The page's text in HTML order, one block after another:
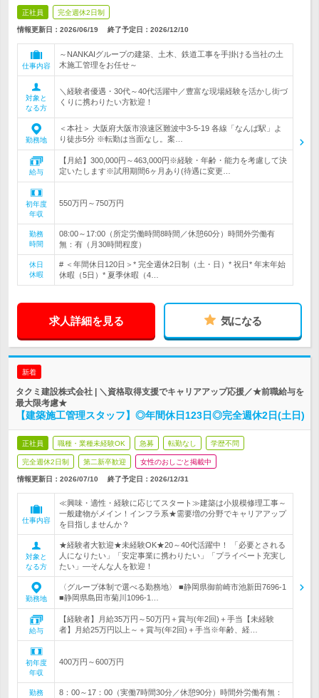
正社員 完全週休2日制
情報更新日：2026/06/19 終了予定日： 2026/12/10
仕事内容
～NANKAIグループの建築、土木、鉄道工事を手掛ける当社の土
木施工管理をお任せ～
対象と
なる方
＼経験者優遇・30代～40代活躍中／豊富な現場経験を活かし街づ
くりに携わりたい方歓迎！
勤務地
＜本社＞ 大阪府大阪市浪速区難波中3-5-19 各線「なんば駅」よ
り徒歩5分 ※転勤は当面なし。案…
給与
【月給】300,000円～463,000円※経験・年齢・能力を考慮して決
定いたします※試用期間6ヶ月あり(待遇に変更…
初年度
年収
550万円～750万円
勤務
時間
08:00～17:00（所定労働時間8時間／休憩60分）時間外労働有
無：有（月30時間程度）
休日
休暇
# ＜年間休日120日＞* 完全週休2日制（土・日）* 祝日* 年末年始
休暇（5日）* 夏季休暇（4…
求人詳細を見る 気になる
新着
タクミ建設株式会社 | ＼資格取得支援でキャリアアップ応援／★前職給与を
最大限考慮★
【建築施工管理スタッフ】◎年間休日123日◎完全週休2日(土日)
正社員 職種・業種未経験OK 急募 転勤なし 学歴不問
完全週休2日制 第二新卒歓迎 女性のおしごと掲載中
情報更新日：2026/07/10 終了予定日： 2026/12/31
仕事内容
≪興味・適性・経験に応じてスタート≫建築は小規模修理工事～
一般建物がメイン！インフラ系★需要増の分野でキャリアアップ
を目指しませんか？
対象と
なる方
★経験者大歓迎★未経験OK★20～40代活躍中！ 「必要とされる
人になりたい」「安定事業に携わりたい」「プライベート充実し
たい」―そんな人を歓迎！
勤務地
〈グループ体制で選べる勤務地〉 ■静岡県御前崎市池新田7696-1
■静岡県島田市菊川1096-1…
給与
【経験者】月給35万円～50万円＋賞与(年2回)＋手当【未経験
者】月給25万円以上～＋賞与(年2回)＋手当※年齢、経…
初年度
年収
400万円～600万円
勤務
8：00～17：00（実働7時間30分／休憩90分）時間外労働有無：